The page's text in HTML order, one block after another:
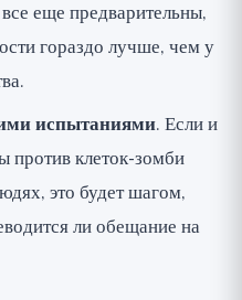
еще предварительны,
гораздо лучше, чем у
испытаниями. Если и
против клеток-зомби
это будет шагом,
ли обещание на